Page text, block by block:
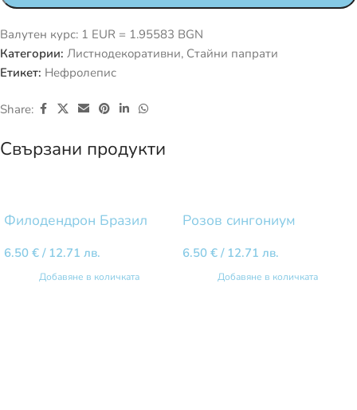
Валутен курс: 1 EUR = 1.95583 BGN
Категории: Листнодекоративни, Стайни папрати
Етикет: Нефролепис
Share:
Свързани продукти
Филодендрон Бразил
6.50 € / 12.71 лв.
Добавяне в количката
Розов сингониум
6.50 € / 12.71 лв.
Добавяне в количката